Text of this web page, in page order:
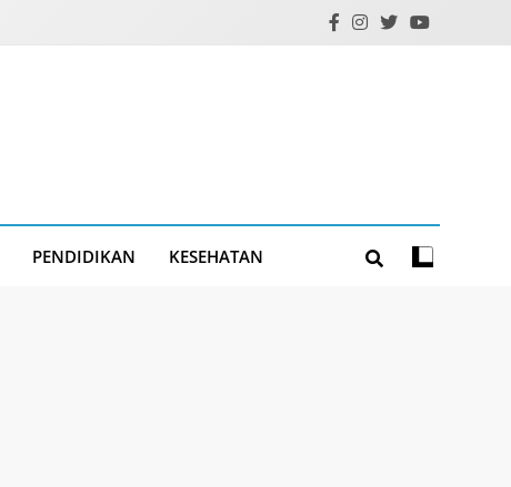
PENDIDIKAN KESEHATAN